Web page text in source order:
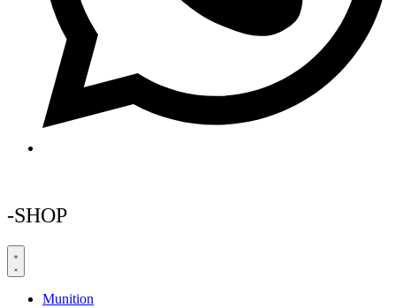
-SHOP
Munition